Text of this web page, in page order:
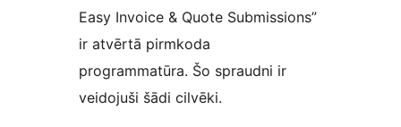
Easy Invoice & Quote Submissions”
ir atvērtā pirmkoda
programmatūra. Šo spraudni ir
veidojuši šādi cilvēki.